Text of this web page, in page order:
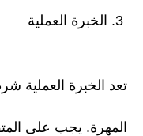
تعد الخبرة العملية
المهرة. يجب على